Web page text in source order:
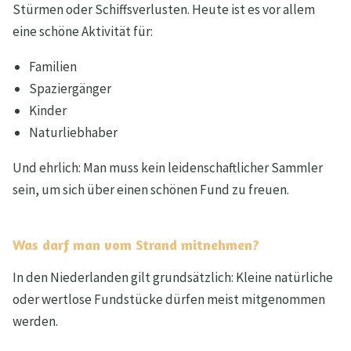
Stürmen oder Schiffsverlusten. Heute ist es vor allem
eine schöne Aktivität für:
Familien
Spaziergänger
Kinder
Naturliebhaber
Und ehrlich: Man muss kein leidenschaftlicher Sammler
sein, um sich über einen schönen Fund zu freuen.
Was darf man vom Strand mitnehmen?
In den Niederlanden gilt grundsätzlich: Kleine natürliche
oder wertlose Fundstücke dürfen meist mitgenommen
werden.